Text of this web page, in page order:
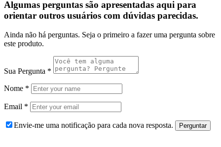
Algumas perguntas são apresentadas aqui para
orientar outros usuários com dúvidas parecidas.
Ainda não há perguntas. Seja o primeiro a fazer uma pergunta sobre
este produto.
Sua Pergunta *
Nome *
Email *
Envie-me uma notificação para cada nova resposta.